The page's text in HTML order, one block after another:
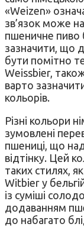
«Weizen»
зв’язок може
пшеничне пиво
зазначити, що
бути помітно
Weissbier,
варто
кольорів.
Різні кольори
зумовлені
пшениці, що
відтінку. Цей
таких стилях,
Witbier у
із суміші
додаванням
до набагато